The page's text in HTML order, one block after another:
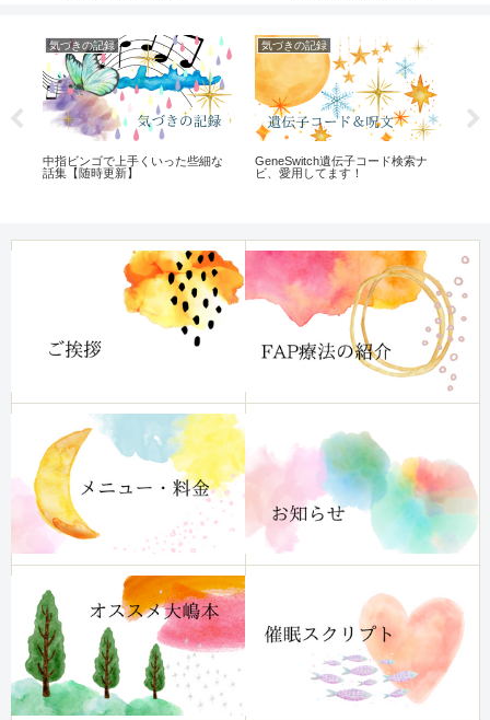
気づきの記録
中指ビンゴで上手くいった些細な
話集【随時更新】
気づきの記録
GeneSwitch遺伝子コード検索ナ
ビ、愛用してます！